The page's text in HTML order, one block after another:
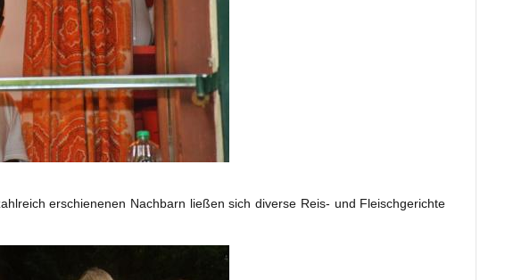
erschienenen Nachbarn ließen sich diverse Reis- und Fleischgerichte